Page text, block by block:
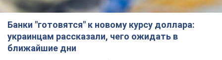
Банки "готовятся" к новому курсу доллара:
украинцам рассказали, чего ожидать в
ближайшие дни